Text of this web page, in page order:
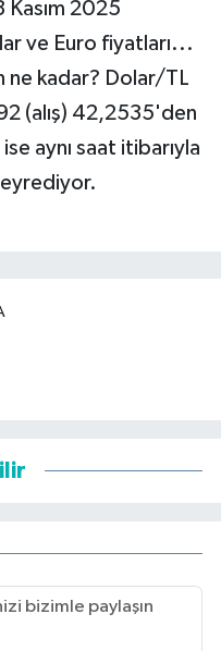
Kasım 2025
ve Euro fiyatları...
ne kadar? Dolar/TL
(alış) 42,2535'den
aynı saat itibarıyla